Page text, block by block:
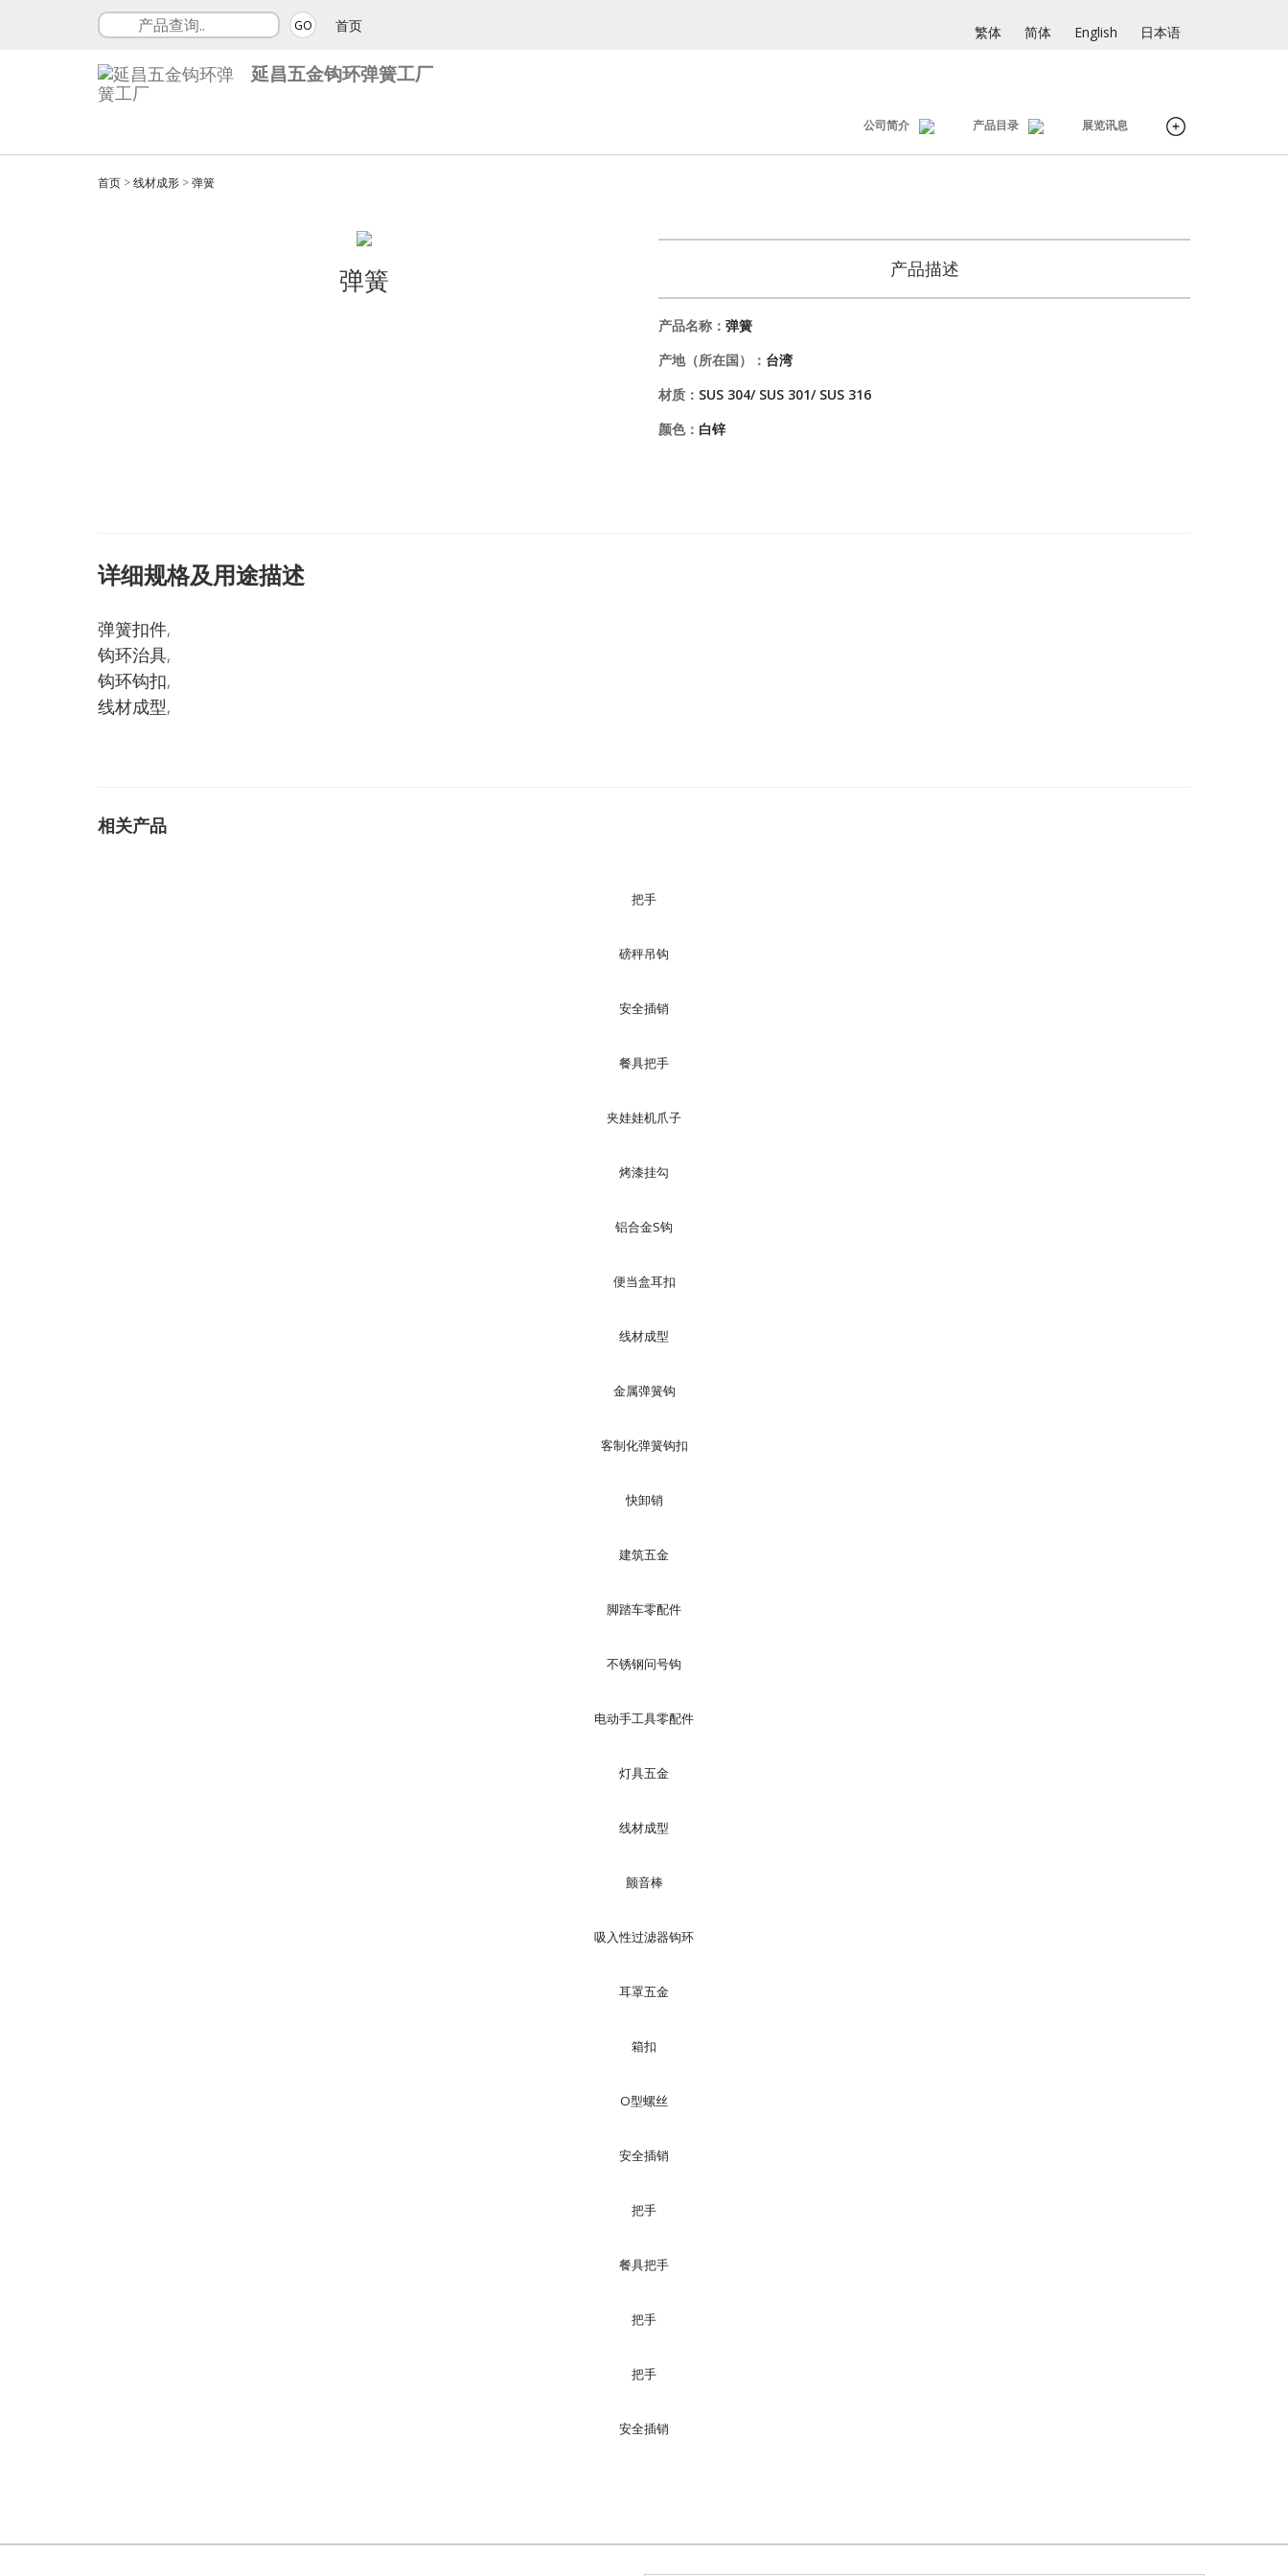
GO 首页 繁体 简体 English 日本语
延昌五金钩环弹簧工厂
公司简介 产品目录 展览讯息
首页 >线材成形 >弹簧
弹簧 产品描述
产品名称： 弹簧
产地（所在国）： 台湾
材质： SUS 304/ SUS 301/ SUS 316
颜色： 白锌
详细规格及用途描述
弹簧扣件,
钩环治具,
钩环钩扣,
线材成型,
相关产品
把手
磅秤吊钩
安全插销
餐具把手
夹娃娃机爪子
烤漆挂勾
铝合金S钩
便当盒耳扣
线材成型
金属弹簧钩
客制化弹簧钩扣
快卸销
建筑五金
脚踏车零配件
不锈钢问号钩
电动手工具零配件
灯具五金
线材成型
颤音棒
吸入性过滤器钩环
耳罩五金
箱扣
O型螺丝
安全插销
把手
餐具把手
把手
把手
安全插销